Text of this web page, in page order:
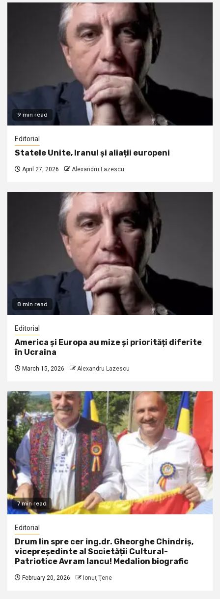
9 min read
Editorial
Statele Unite, Iranul și aliații europeni
April 27, 2026 Alexandru Lazescu
8 min read
Editorial
America și Europa au mize și priorități diferite
în Ucraina
March 15, 2026 Alexandru Lazescu
7 min read
Editorial
Drum lin spre cer ing.dr. Gheorghe Chindriș,
vicepreședinte al Societății Cultural-
Patriotice Avram Iancu! Medalion biografic
February 20, 2026 Ionuţ Ţene